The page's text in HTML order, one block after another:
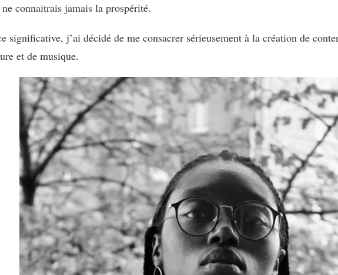
connaitrais jamais la prospérité.
significative, j’ai décidé de me consacrer sérieusement à la création de
et de musique.